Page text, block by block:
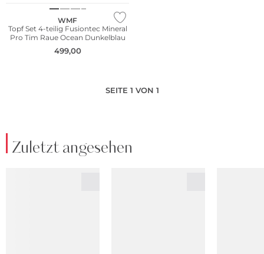
WMF
Topf Set 4-teilig Fusiontec Mineral
Pro Tim Raue Ocean Dunkelblau
499,00
SEITE 1 VON 1
Zuletzt angesehen